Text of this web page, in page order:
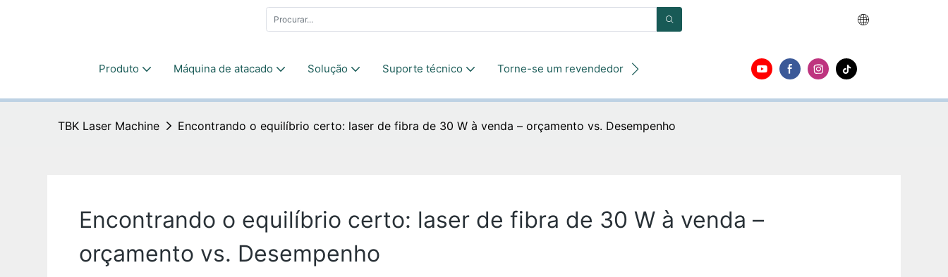
Produto Máquina de atacado Solução Suporte técnico Torne-se um revendedor
TBK Laser Machine Encontrando o equilíbrio certo: laser de fibra de 30 W à venda – orçamento vs. Desempenho
Encontrando o equilíbrio certo: laser de fibra de 30 W à venda –
orçamento vs. Desempenho